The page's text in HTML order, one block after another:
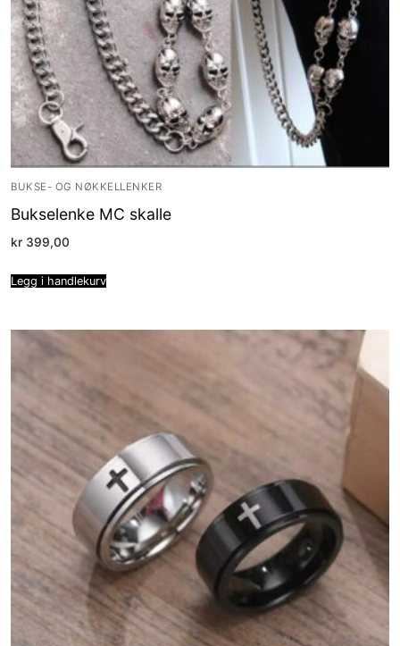
BUKSE- OG NØKKELLENKER
Bukselenke MC skalle
kr 399,00
Legg i handlekurv